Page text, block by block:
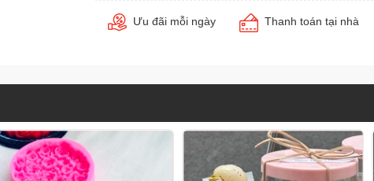
Ưu đãi mỗi ngày Thanh toán tại nhà